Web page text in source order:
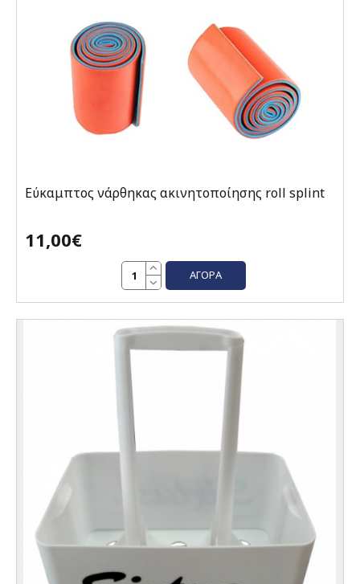
Εύκαμπτος νάρθηκας ακινητοποίησης roll splint
11,00€
ΑΓΟΡΆ